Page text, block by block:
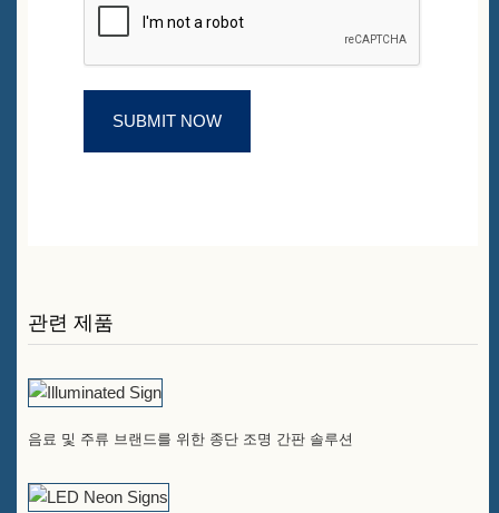
관련 제품
음료 및 주류 브랜드를 위한 종단 조명 간판 솔루션